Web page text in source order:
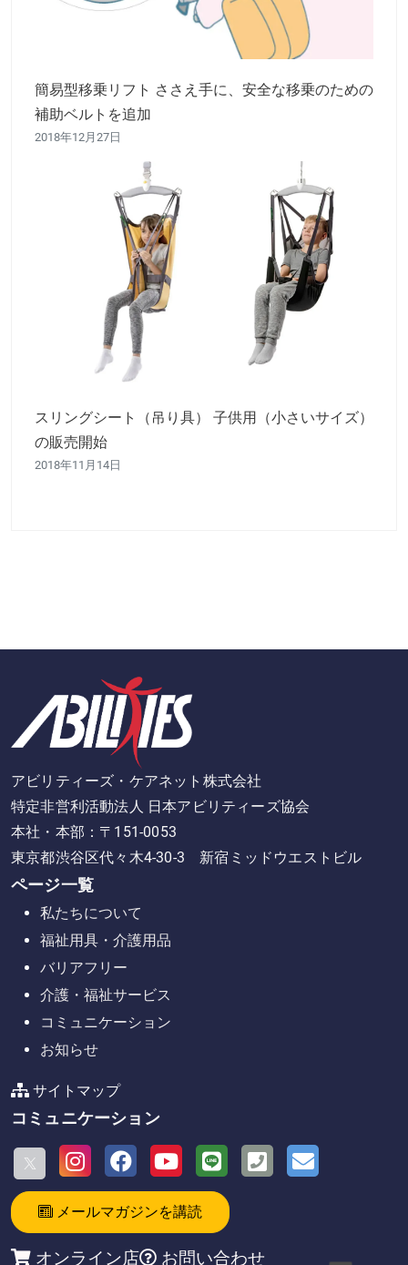
簡易型移乗リフト ささえ手に、安全な移乗のための
補助ベルトを追加
2018年12月27日
スリングシート（吊り具） 子供用（小さいサイズ）
の販売開始
2018年11月14日
アビリティーズ・ケアネット株式会社
特定非営利活動法人 日本アビリティーズ協会
本社・本部：〒151-0053
東京都渋谷区代々木4-30-3 新宿ミッドウエストビル
ページ一覧
私たちについて
福祉用具・介護用品
バリアフリー
介護・福祉サービス
コミュニケーション
お知らせ
サイトマップ
コミュニケーション
メールマガジンを講読
オンライン店 お問い合わせ